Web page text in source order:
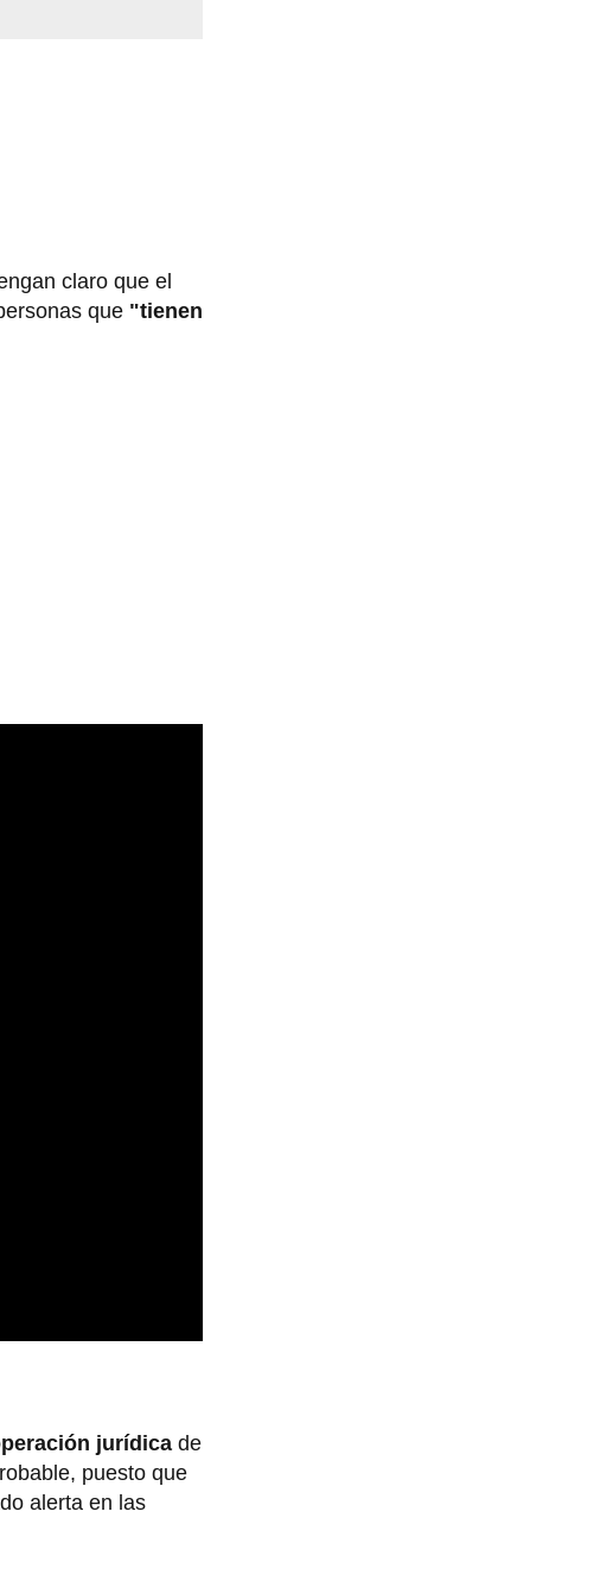
claro que el
que "tienen
jurídica de
puesto que
alerta en las